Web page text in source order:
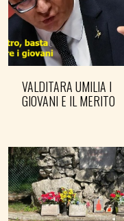
VALDITARA UMILIA I
GIOVANI E IL MERITO